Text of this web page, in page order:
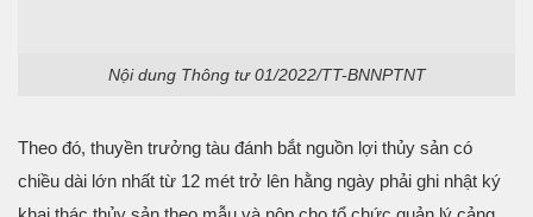
Nội dung Thông tư 01/2022/TT-BNNPTNT
Theo đó, thuyền trưởng tàu đánh bắt nguồn lợi thủy sản có
chiều dài lớn nhất từ 12 mét trở lên hằng ngày phải ghi nhật ký